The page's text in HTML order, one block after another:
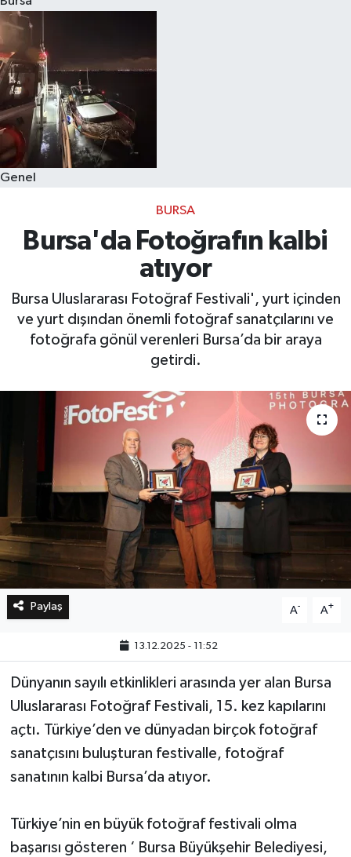
Genel
BURSA
Bursa'da Fotoğrafın kalbi
atıyor
Bursa Uluslararası Fotoğraf Festivali', yurt içinden
ve yurt dışından önemli fotoğraf sanatçılarını ve
fotoğrafa gönül verenleri Bursa’da bir araya
getirdi.
Paylaş A- A+
13.12.2025 - 11:52
Dünyanın sayılı etkinlikleri arasında yer alan Bursa
Uluslararası Fotoğraf Festivali, 15. kez kapılarını
açtı. Türkiye’den ve dünyadan birçok fotoğraf
sanatçısını buluşturan festivalle, fotoğraf
sanatının kalbi Bursa’da atıyor.
Türkiye’nin en büyük fotoğraf festivali olma
başarısı gösteren ‘ Bursa Büyükşehir Belediyesi,
Sağlık
Dünya
Magazin
Kültür & Sanat
Bilim
Genel
Bilim, Teknoloji